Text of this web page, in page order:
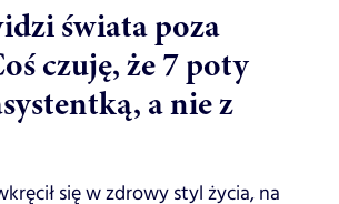
świata poza
czuję, że 7 poty
a nie z
się w zdrowy styl życia, na